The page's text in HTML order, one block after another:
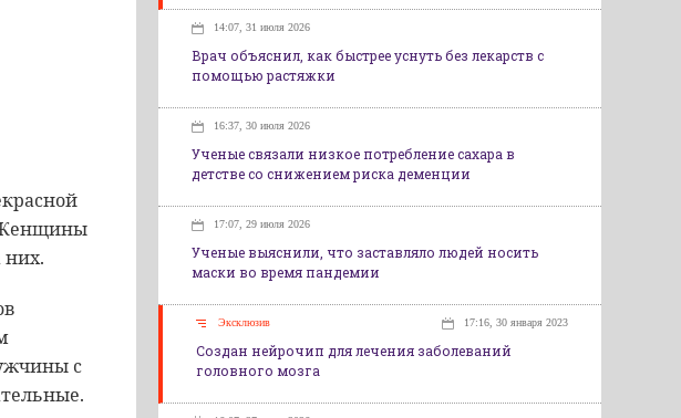
Женщины
них.
с
14:07, 31 июля 2026
Врач объяснил, как быстрее уснуть без лекарств с
помощью растяжки
16:37, 30 июля 2026
Ученые связали низкое потребление сахара в
детстве со снижением риска деменции
17:07, 29 июля 2026
Ученые выяснили, что заставляло людей носить
маски во время пандемии
Эксклюзив 17:16, 30 января 2023
Создан нейрочип для лечения заболеваний
головного мозга